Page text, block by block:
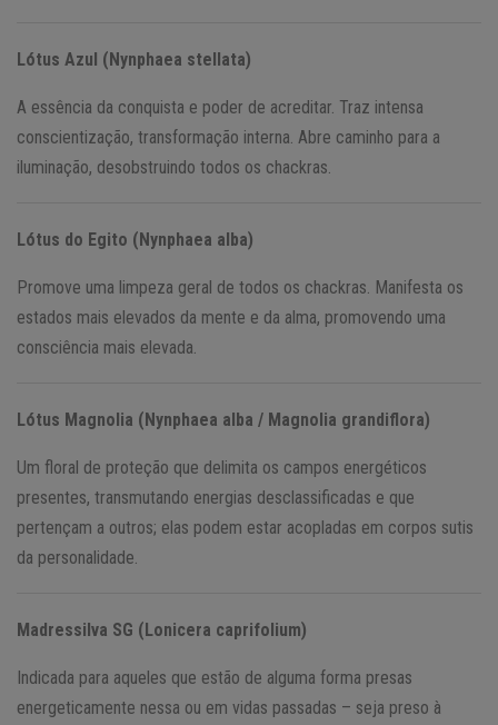
Lótus Azul (Nynphaea stellata)
A essência da conquista e poder de acreditar. Traz intensa
conscientização, transformação interna. Abre caminho para a
iluminação, desobstruindo todos os chackras.
Lótus do Egito (Nynphaea alba)
Promove uma limpeza geral de todos os chackras. Manifesta os
estados mais elevados da mente e da alma, promovendo uma
consciência mais elevada.
Lótus Magnolia (Nynphaea alba / Magnolia grandiflora)
Um floral de proteção que delimita os campos energéticos
presentes, transmutando energias desclassificadas e que
pertençam a outros; elas podem estar acopladas em corpos sutis
da personalidade.
Madressilva SG (Lonicera caprifolium)
Indicada para aqueles que estão de alguma forma presas
energeticamente nessa ou em vidas passadas – seja preso à